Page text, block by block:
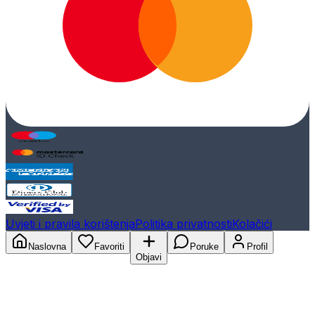
Uvjeti i pravila korištenjaPolitika privatnostiKolačići
Naslovna
Favoriti
Objavi
Poruke Profil